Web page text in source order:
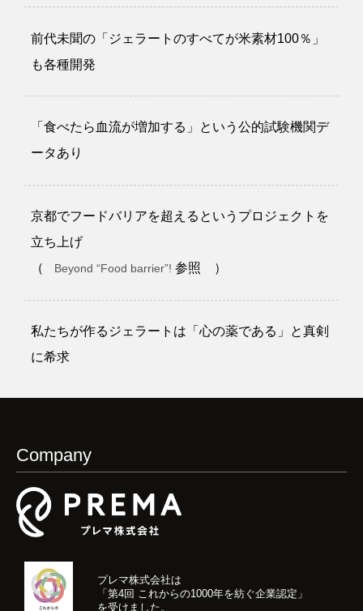
前代未聞の「ジェラートのすべてが米素材100％」
も各種開発
「食べたら血流が増加する」という公的試験機関デ
ータあり
京都でフードバリアを超えるというプロジェクトを
立ち上げ
（
Beyond “Food barrier”!参照 ）
私たちが作るジェラートは「心の薬である」と真剣
に希求
Company
プレマ株式会社は
「第4回 これからの1000年を紡ぐ企業認定」
を受けました。